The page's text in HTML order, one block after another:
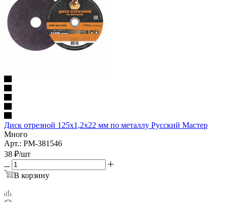
Диск отрезной 125х1,2х22 мм по металлу Русский Мастер
Много
Арт.: РМ-381546
38 ₽/шт
В корзину